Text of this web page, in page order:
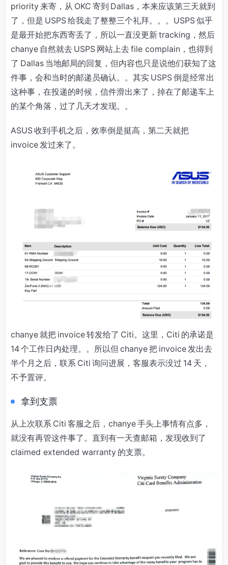
priority 来寄，从 OKC 寄到 Dallas，本来应该第三天就到
了，但是 USPS 给我走了整整三个礼拜。。。USPS 似乎
是最开始把东西寄丢了，所以一直没更新 tracking，然后
chanye 自然就去 USPS 网站上去 file complain，也得到
了 Dallas 当地邮局的回复，但内容也只是说他们获知了这
件事，会和当时的邮递员确认。。其实 USPS 倒是经常出
这种事，在投递的时候，信件滑出来了，掉在了邮递车上
的某个角落，过了几天才发现。。
ASUS 收到手机之后，效率倒是挺高，第二天就把
invoice 发过来了。
chanye 就把 invoice 转发给了 Citi。这里，Citi 的承诺是
14 个工作日内处理。。所以但 chanye 把 invoice 发出去
半个月之后，联系 Citi 询问进展，客服表示没过 14 天，
不予置评。
拿到支票
从上次联系 Citi 客服之后，chanye 手头上事情有点多，
就没有再管这件事了。直到有一天查邮箱，发现收到了
claimed extended warranty 的支票。